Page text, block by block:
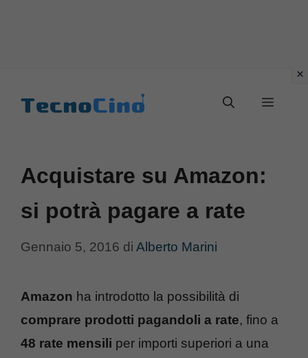
Menu
Acquistare su Amazon:
si potrà pagare a rate
Gennaio 5, 2016 di Alberto Marini
Amazon ha introdotto la possibilità di
comprare prodotti pagandoli a rate, fino a
48 rate mensili per importi superiori a una